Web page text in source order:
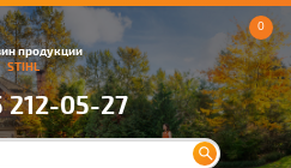
продукции
STIHL
212-05-27
0